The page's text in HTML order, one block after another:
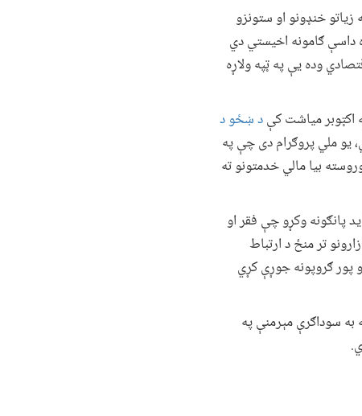
خنډونو او ستونزو
داسې ګامونه اخیستي دي
وده یې په ټپه ولاړه
د ښځو د
یو ملي پروګرام دی چې په
بیا مالي خدمتونو ته
پانګونه وکړو چې فقر او
تر منځ د ارتباط
پور ګروپونه جوړې کړي
مرسته به سوداګرې مېرمنې په